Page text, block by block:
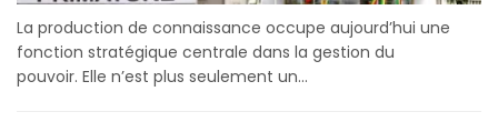
La production de connaissance occupe aujourd’hui une
fonction stratégique centrale dans la gestion du
pouvoir. Elle n’est plus seulement un...